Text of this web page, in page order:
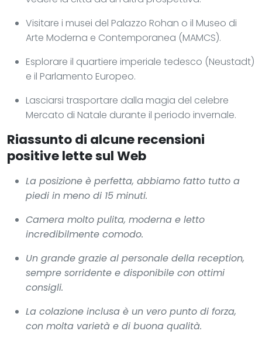
Visitare i musei del Palazzo Rohan o il Museo di
Arte Moderna e Contemporanea (MAMCS).
Esplorare il quartiere imperiale tedesco (Neustadt)
e il Parlamento Europeo.
Lasciarsi trasportare dalla magia del celebre
Mercato di Natale durante il periodo invernale.
Riassunto di alcune recensioni
positive lette sul Web
La posizione è perfetta, abbiamo fatto tutto a
piedi in meno di 15 minuti.
Camera molto pulita, moderna e letto
incredibilmente comodo.
Un grande grazie al personale della reception,
sempre sorridente e disponibile con ottimi
consigli.
La colazione inclusa è un vero punto di forza,
con molta varietà e di buona qualità.